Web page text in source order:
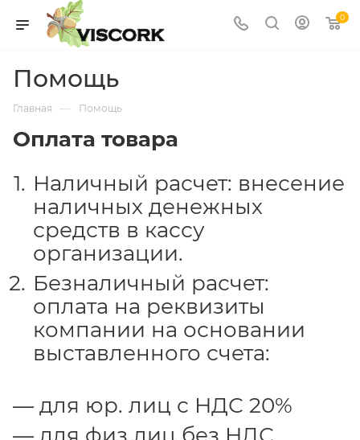
0
Помощь
Главная — Помощь
Оплата товара
Наличный расчет: внесение
наличных денежных
средств в кассу
организации.
Безналичный расчет:
оплата на реквизиты
компании на основании
выставленного счета:
для юр. лиц с НДС 20%